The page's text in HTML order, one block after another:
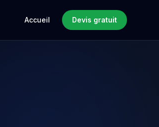
Accueil Devis gratuit